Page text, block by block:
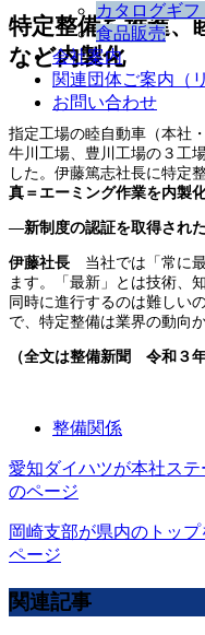
カタログギフ
食品販売
会社案内
関連団体ご案内（
お問い合わせ
特定整備を推進、
など内製化
指定工場の睦自動車（本社
牛川工場、豊川工場の３工
した。伊藤篤志社長に特定
真＝エーミング作業を内製
―新制度の認証を取得され
伊藤社長 当社では「常に
ます。「最新」とは技術、
同時に進行するのは難しい
で、特定整備は業界の動向
（全文は整備新聞 令和３
整備関係
愛知ダイハツが本社ス
のページ
岡崎支部が県内のトッ
ページ
関連記事